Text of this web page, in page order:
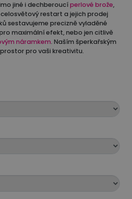
jiné i dechberoucíperlové brože,
restart a jejich prodej
sestavujeme precizně vyladěné
maximální efekt, nebo jen citlivě
náramkem. Naším šperkařským
pro vaši kreativitu.